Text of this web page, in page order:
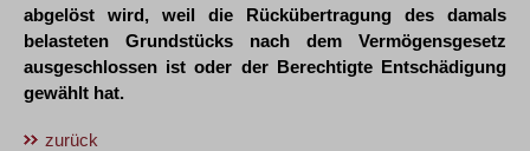
abgelöst wird, weil die Rückübertragung des damals
belasteten Grundstücks nach dem Vermögensgesetz
ausgeschlossen ist oder der Berechtigte Entschädigung
gewählt hat.
zurück